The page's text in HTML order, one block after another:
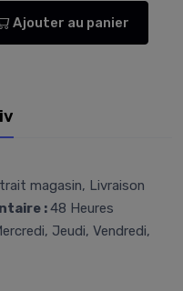
Ajouter au panier
magasin, Livraison
:48 Heures
Jeudi, Vendredi,